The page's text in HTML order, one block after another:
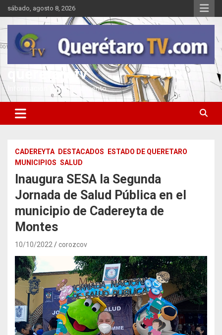
Saltar
al
contenido
sábado, agosto 8, 2026
queretarotv
Información y entretenimiento
CADEREYTA DESTACADOS
ESTADO DE QUERETARO
MUNICIPIOS SALUD
Inaugura SESA la Segunda
Jornada de Salud Pública en el
municipio de Cadereyta de
Montes
10/10/2022 corozcov